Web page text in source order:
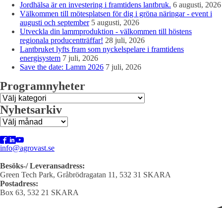
Jordhälsa är en investering i framtidens lantbruk. 6 augusti, 2026
Välkommen till mötesplatsen för dig i gröna näringar - event i
augusti och september 5 augusti, 2026
Utveckla din lammproduktion - välkommen till höstens
regionala producentträffar! 28 juli, 2026
Lantbruket lyfts fram som nyckelspelare i framtidens
energisystem 7 juli, 2026
Save the date: Lamm 2026 7 juli, 2026
Programnyheter
Programnyheter
Nyhetsarkiv
Nyhetsarkiv
info@agrovast.se
Besöks-/ Leveransadress:
Green Tech Park, Gråbrödragatan 11, 532 31 SKARA
Postadress:
Box 63, 532 21 SKARA